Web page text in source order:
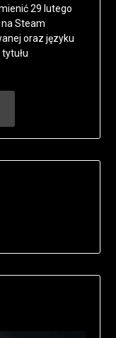
29 lutego
Steam
oraz języku